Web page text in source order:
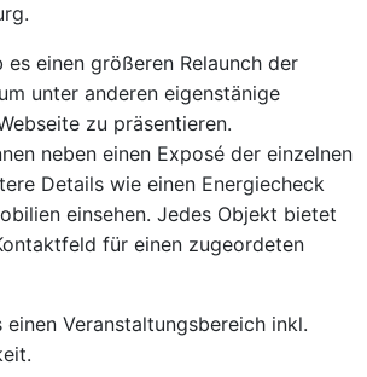
einen größeren Relaunch der
unter anderen eigenstänige
zu präsentieren.
neben einen Exposé der einzelnen
Details wie einen Energiecheck
einsehen. Jedes Objekt bietet
für einen zugeordeten
Veranstaltungsbereich inkl.